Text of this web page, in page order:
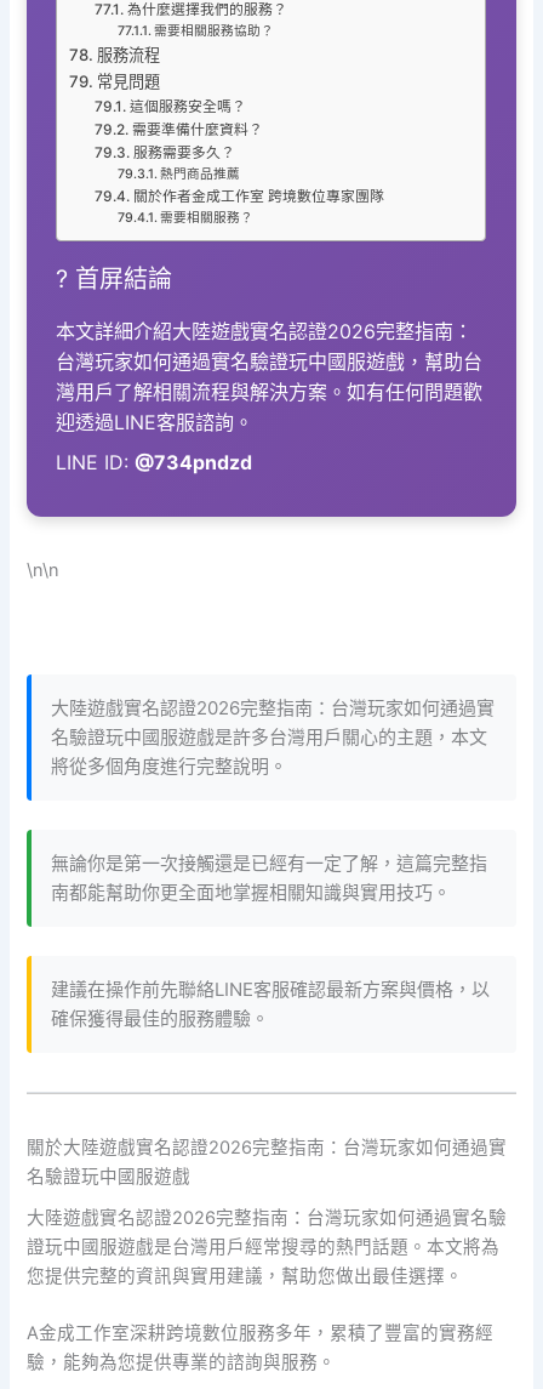
為什麼選擇我們的服務？
需要相關服務協助？
服務流程
常見問題
這個服務安全嗎？
需要準備什麼資料？
服務需要多久？
熱門商品推薦
關於作者金成工作室 跨境數位專家團隊
需要相關服務？
? 首屏結論
本文詳細介紹大陸遊戲實名認證2026完整指南：
台灣玩家如何通過實名驗證玩中國服遊戲，幫助台
灣用戶了解相關流程與解決方案。如有任何問題歡
迎透過LINE客服諮詢。
LINE ID:@734pndzd
\n\n
大陸遊戲實名認證2026完整指南：台灣玩家如何通過實
名驗證玩中國服遊戲是許多台灣用戶關心的主題，本文
將從多個角度進行完整說明。
無論你是第一次接觸還是已經有一定了解，這篇完整指
南都能幫助你更全面地掌握相關知識與實用技巧。
建議在操作前先聯絡LINE客服確認最新方案與價格，以
確保獲得最佳的服務體驗。
關於大陸遊戲實名認證2026完整指南：台灣玩家如何通過實
名驗證玩中國服遊戲
大陸遊戲實名認證2026完整指南：台灣玩家如何通過實名驗
證玩中國服遊戲是台灣用戶經常搜尋的熱門話題。本文將為
您提供完整的資訊與實用建議，幫助您做出最佳選擇。
A金成工作室深耕跨境數位服務多年，累積了豐富的實務經
驗，能夠為您提供專業的諮詢與服務。